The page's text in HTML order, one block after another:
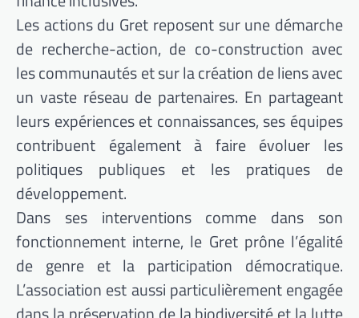
Les actions du Gret reposent sur une démarche
de recherche-action, de co-construction avec
les communautés et sur la création de liens avec
un vaste réseau de partenaires. En partageant
leurs expériences et connaissances, ses équipes
contribuent également à faire évoluer les
politiques publiques et les pratiques de
développement.
Dans ses interventions comme dans son
fonctionnement interne, le Gret prône l’égalité
de genre et la participation démocratique.
L’association est aussi particulièrement engagée